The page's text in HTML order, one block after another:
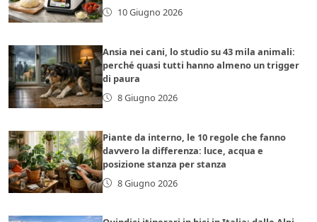
10 Giugno 2026
Ansia nei cani, lo studio su 43 mila animali:
perché quasi tutti hanno almeno un trigger
di paura
8 Giugno 2026
Piante da interno, le 10 regole che fanno
davvero la differenza: luce, acqua e
posizione stanza per stanza
8 Giugno 2026